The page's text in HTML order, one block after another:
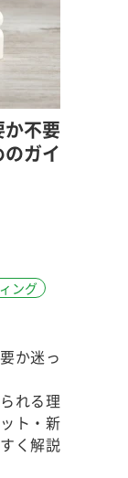
ワックス
ィング
ーティング
家庭用
剥離
か不要
ガイ
ング
か迷っ
れる理
ト・新
く解説